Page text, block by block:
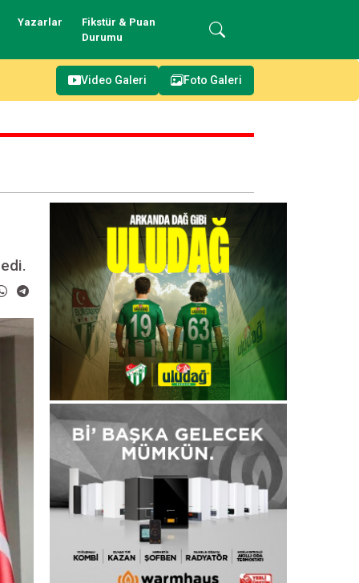
Yazarlar
Fikstür & Puan
Durumu
Video Galeri Foto Galeri